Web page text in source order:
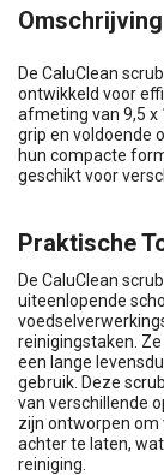
Omschrijving
De CaluClean
ontwikkeld voor
afmeting van 9,5 x
grip en voldoende
hun compacte
geschikt voor
Praktische
De CaluClean
uiteenlopende
reinigingstaken.
een lange
gebruik. Deze
van verschillende
zijn ontworpen om
achter te laten,
reiniging.